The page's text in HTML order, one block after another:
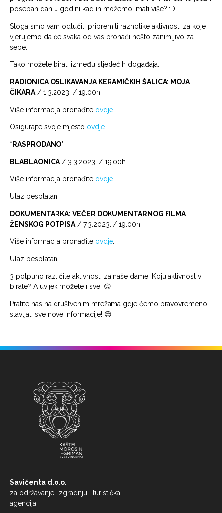
poseban dan u godini kad ih možemo imati više? :D
Stoga smo vam odlučili pripremiti raznolike aktivnosti za koje
vjerujemo da će svaka od vas pronaći nešto zanimljivo za
sebe.
Tako možete birati između sljedećih događaja:
RADIONICA OSLIKAVANJA KERAMIČKIH ŠALICA: MOJA
ČIKARA / 1.3.2023. / 19:00h
Više informacija pronađite ovdje
Osigurajte svoje mjesto ovdje.
* RASPRODANO*
BLABLAONICA / 3.3.2023. / 19:00h
Više informacija pronađite ovdje
Ulaz besplatan.
DOKUMENTARKA: VEČER DOKUMENTARNOG FILMA
ŽENSKOG POTPISA / 7.3.2023. / 19:00h
Više informacija pronađite ovdje
Ulaz besplatan.
3 potpuno različite aktivnosti za naše dame. Koju aktivnost vi
birate? A uvijek možete i sve! 😊
Pratite nas na društvenim mrežama gdje ćemo pravovremeno
stavljati sve nove informacije! 😊
Savičenta d.o.o.
za održavanje, izgradnju i turistička
agencija